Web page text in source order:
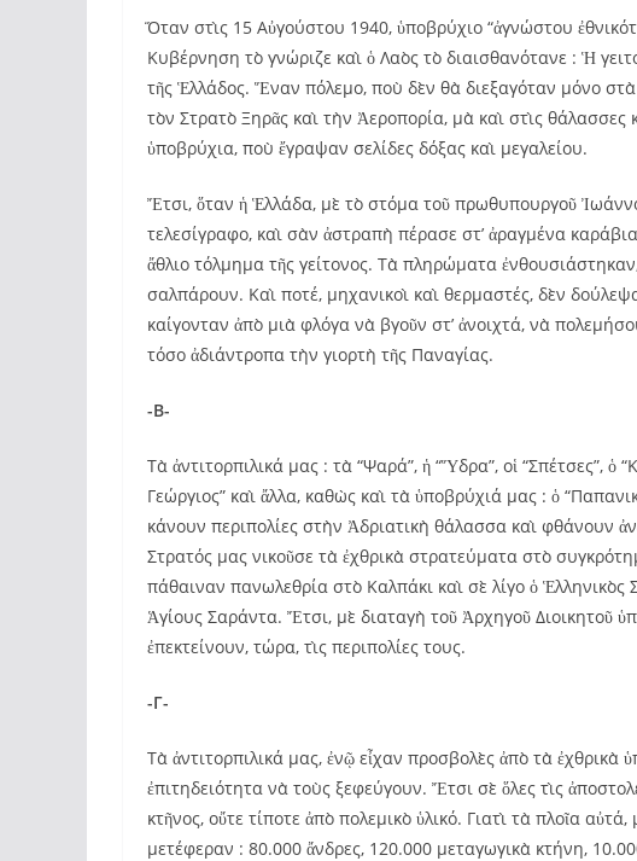
Ὅταν στὶς 15 Αὐγούστου 1940, ὑποβρύχιο “ἀγνώστου
Κυβέρνηση τὸ γνώριζε καὶ ὁ Λαὸς τὸ διαισθανότανε : Ἡ
τῆς Ἑλλάδος. Ἕναν πόλεμο, ποὺ δὲν θὰ διεξαγόταν μόνο
τὸν Στρατὸ Ξηρᾶς καὶ τὴν Ἀεροπορία, μὰ καὶ στὶς θάλασσες
ὑποβρύχια, ποὺ ἔγραψαν σελίδες δόξας καὶ μεγαλείου.
Ἔτσι, ὅταν ἡ Ἑλλάδα, μὲ τὸ στόμα τοῦ πρωθυπουργοῦ
τελεσίγραφο, καὶ σὰν ἀστραπὴ πέρασε στ’ ἀραγμένα
ἄθλιο τόλμημα τῆς γείτονος. Τὰ πληρώματα
σαλπάρουν. Καὶ ποτέ, μηχανικοὶ καὶ θερμαστές, δὲν
καίγονταν ἀπὸ μιὰ φλόγα νὰ βγοῦν στ’ ἀνοιχτά, νὰ
τόσο ἀδιάντροπα τὴν γιορτὴ τῆς Παναγίας.
-Β-
Τὰ ἀντιτορπιλικά μας : τὰ “Ψαρά”, ἡ “Ὕδρα”, οἱ “Σπέτσες”, ὁ
Γεώργιος” καὶ ἄλλα, καθὼς καὶ τὰ ὑποβρύχιά μας : ὁ
κάνουν περιπολίες στὴν Ἀδριατικὴ θάλασσα καὶ φθάνουν
Στρατός μας νικοῦσε τὰ ἐχθρικὰ στρατεύματα στὸ
πάθαιναν πανωλεθρία στὸ Καλπάκι καὶ σὲ λίγο ὁ Ἑλληνικὸς
Ἁγίους Σαράντα. Ἔτσι, μὲ διαταγὴ τοῦ Ἀρχηγοῦ Διοικητοῦ
ἐπεκτείνουν, τώρα, τὶς περιπολίες τους.
-Γ-
Τὰ ἀντιτορπιλικά μας, ἐνῷ εἶχαν προσβολὲς ἀπὸ τὰ
ἐπιτηδειότητα νὰ τοὺς ξεφεύγουν. Ἔτσι σὲ ὅλες τὶς
κτῆνος, οὔτε τίποτε ἀπὸ πολεμικὸ ὑλικό. Γιατὶ τὰ πλοῖα
μετέφεραν : 80.000 ἄνδρες, 120.000 μεταγωγικὰ κτήνη,